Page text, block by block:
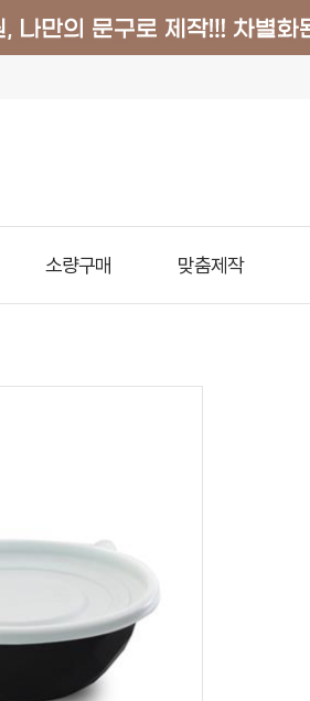
소량구매 맞춤제작